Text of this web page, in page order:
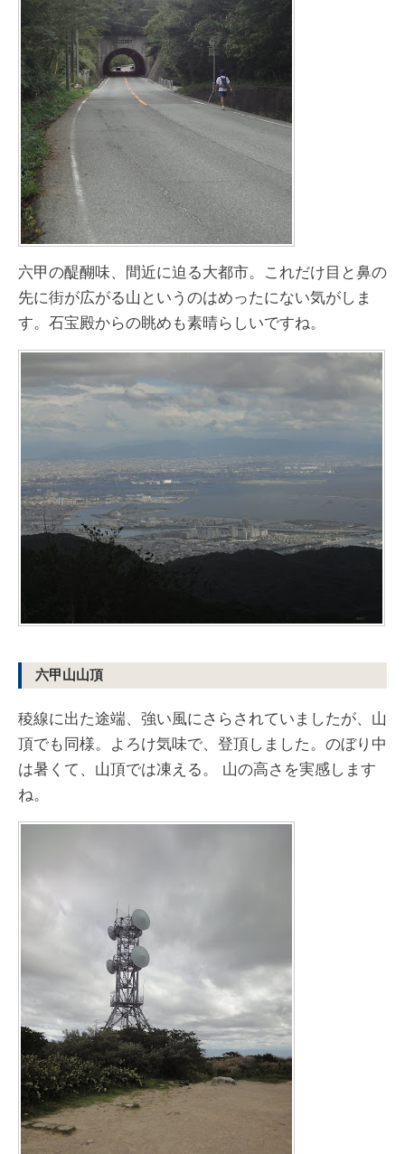
六甲の醍醐味、間近に迫る大都市。これだけ目と鼻の
先に街が広がる山というのはめったにない気がしま
す。石宝殿からの眺めも素晴らしいですね。
六甲山山頂
稜線に出た途端、強い風にさらされていましたが、山
頂でも同様。よろけ気味で、登頂しました。のぼり中
は暑くて、山頂では凍える。 山の高さを実感します
ね。